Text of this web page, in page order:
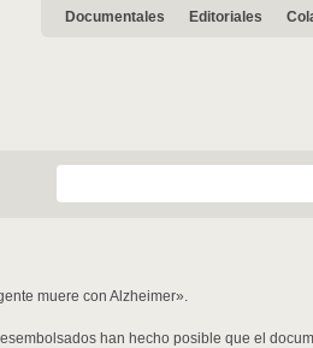
Documentales Editoriales
muere con Alzheimer».
han hecho posible que el